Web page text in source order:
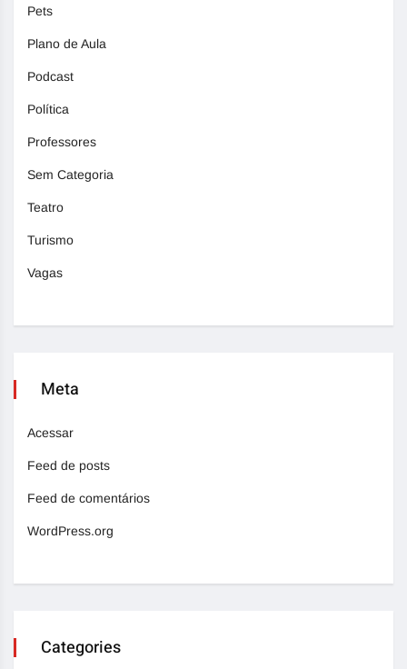
Pets
Plano de Aula
Podcast
Política
Professores
Sem Categoria
Teatro
Turismo
Vagas
Meta
Acessar
Feed de posts
Feed de comentários
WordPress.org
Categories